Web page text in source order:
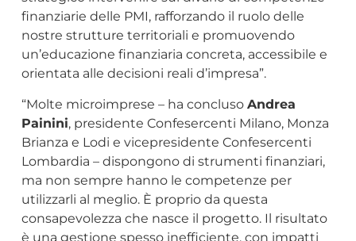
finanziarie delle PMI, rafforzando il ruolo delle
nostre strutture territoriali e promuovendo
un’educazione finanziaria concreta, accessibile e
orientata alle decisioni reali d’impresa”.
“Molte microimprese – ha concluso Andrea
Painini, presidente Confesercenti Milano, Monza
Brianza e Lodi e vicepresidente Confesercenti
Lombardia – dispongono di strumenti finanziari,
ma non sempre hanno le competenze per
utilizzarli al meglio. È proprio da questa
consapevolezza che nasce il progetto. Il risultato
è una gestione spesso inefficiente, con impatti